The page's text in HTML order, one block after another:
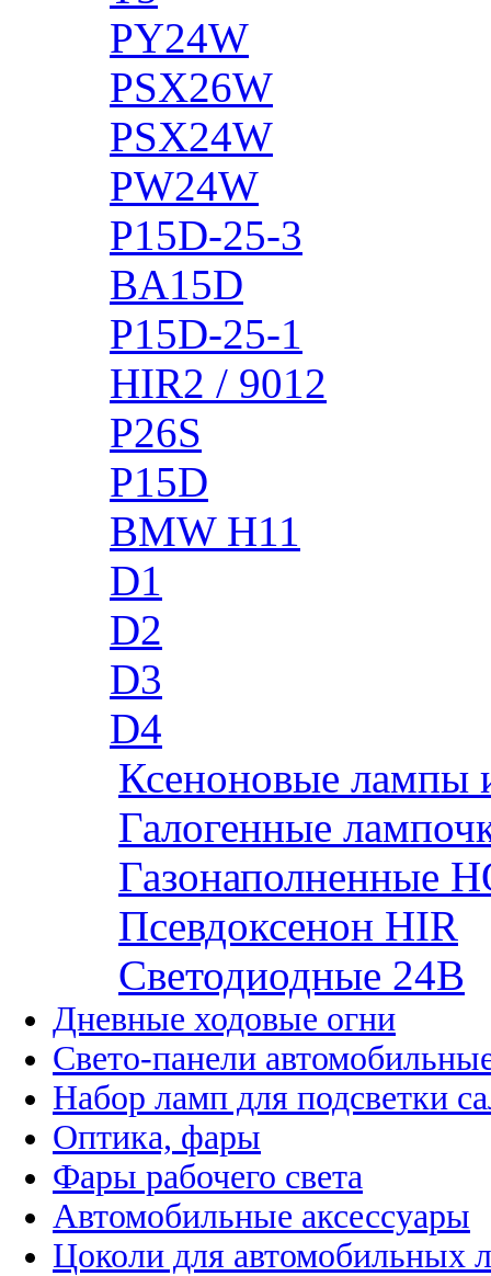
PY24W
PSX26W
PSX24W
PW24W
P15D-25-3
BA15D
P15D-25-1
HIR2 / 9012
P26S
P15D
BMW H11
D1
D2
D3
D4
Ксеноновые лампы
Галогенные
Газонаполненные
Псевдоксенон HIR
Cветодиодные 24B
Дневные ходовые огни
Свето-панели
Набор ламп для подсветки
Оптика, фары
Фары рабочего света
Автомобильные аксессуары
Цоколи для автомобильных